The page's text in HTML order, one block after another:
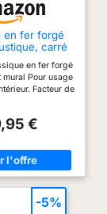
en fer forgé
carré
qualitéen fer forgé
Pour usage
Facteur de
Prend en charge
non incluse)
objets
plus de 60
€
-5%